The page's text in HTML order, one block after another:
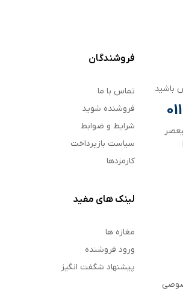
فروشندگان
تماس با ما
فروشنده شوید
شرایط و ضوابط
سیاست بازپرداخت
کارمزدها
لینک های مفید
مغازه ها
ورود فروشنده
پیشنهاد شگفت انگیز